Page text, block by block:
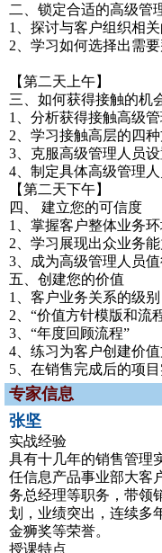
二、锁定合适的高级管
1、探讨与客户组织相
2、学习如何选择出需
【第二天上午】
三、如何获得接触的机
1、分析获得接触高级
2、学习接触高层的四
3、克服高级管理人员
4、制定具体高级管理人
【第二天下午】
四、 建立您的可信度
1、掌握客户整体业务
2、学习展现出众业务
3、成为高级管理人员
五、创建您的价值
1、客户业务关系的级别
2、“价值方针模版和流
3、“年度回顾流程”
4、练习为客户创建价
5、在销售完成后的项
专家信息
张坚
实战经验
具有十几年的销售管理
任信息产品事业部大客
务总经理等职务，带领
划，业绩突出，连续多
金狮奖等荣誉。
授课特点